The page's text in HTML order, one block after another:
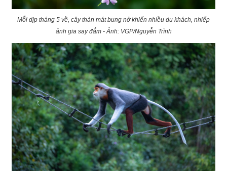
Mỗi dịp tháng 5 về, cây thàn mát bung nở khiến nhiều du khách, nhiếp
ảnh gia say đắm - Ảnh: VGP/Nguyễn Trình